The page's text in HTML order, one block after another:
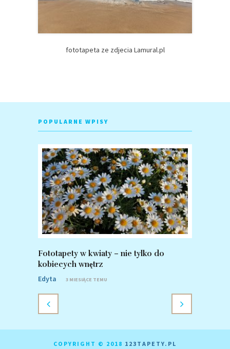
fototapeta ze zdjecia Lamural.pl
POPULARNE WPISY
Fototapety w kwiaty – nie tylko do
kobiecych wnętrz
Edyta
3 MIESIĄCE TEMU
COPYRIGHT © 2018 123TAPETY.PL